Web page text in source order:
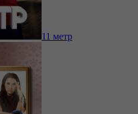
11 метр